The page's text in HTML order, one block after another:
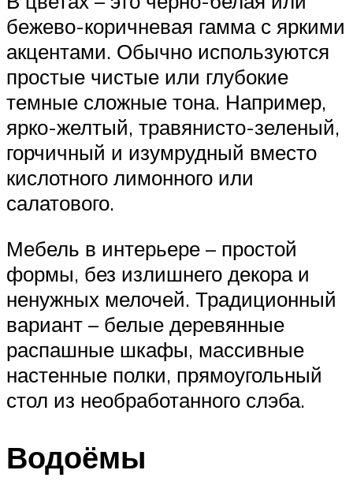
бежево-коричневая гамма с яркими
акцентами. Обычно используются
простые чистые или глубокие
темные сложные тона. Например,
ярко-желтый, травянисто-зеленый,
горчичный и изумрудный вместо
кислотного лимонного или
салатового.
Мебель в интерьере – простой
формы, без излишнего декора и
ненужных мелочей. Традиционный
вариант – белые деревянные
распашные шкафы, массивные
настенные полки, прямоугольный
стол из необработанного слэба.
Водоёмы